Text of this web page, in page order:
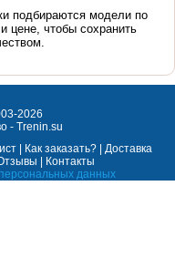
подбираются модели по
цене, чтобы сохранить
2026
- Trenin.su
Как заказать?
Доставка
Контакты
данных